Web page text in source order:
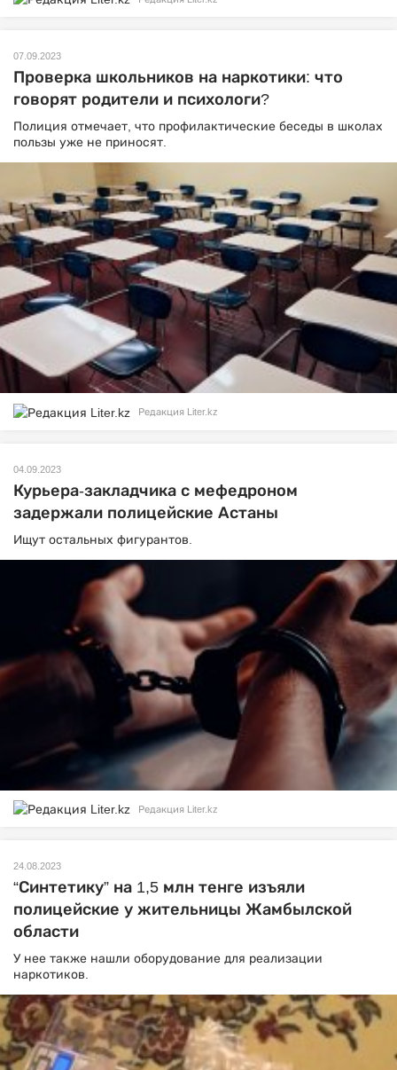
07.09.2023
Проверка школьников на наркотики: что
говорят родители и психологи?
Полиция отмечает, что профилактические беседы в школах
пользы уже не приносят.
Редакция Liter.kz
04.09.2023
Курьера-закладчика с мефедроном
задержали полицейские Астаны
Ищут остальных фигурантов.
Редакция Liter.kz
24.08.2023
“Синтетику” на 1,5 млн тенге изъяли
полицейские у жительницы Жамбылской
области
У нее также нашли оборудование для реализации
наркотиков.